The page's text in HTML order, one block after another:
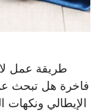
طريقة عمل
فاخرة هل تبحث
الإيطالي ونكهات